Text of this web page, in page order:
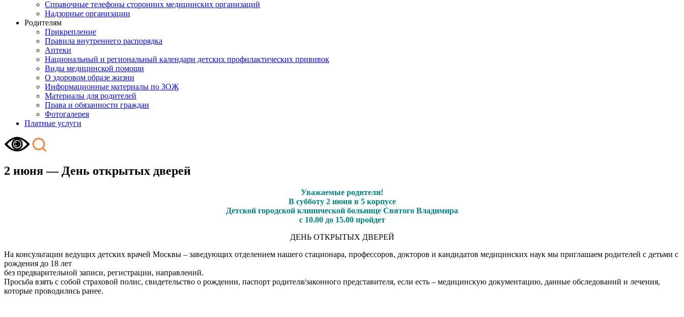
Справочные телефоны сторонних медицинских организаций
Надзорные организации
Родителям
Прикрепление
Правила внутреннего распорядка
Аптеки
Национальный и региональный календари детских профилактических прививок
Виды медицинской помощи
О здоровом образе жизни
Информационные материалы по ЗОЖ
Материалы для родителей
Права и обязанности граждан
Фотогалерея
Платные услуги
2 июня — День открытых дверей
Уважаемые родители!
В субботу 2 июня в 5 корпусе
Детской городской клинической больнице Святого Владимира
с 10.00 до 15.00 пройдет
ДЕНЬ ОТКРЫТЫХ ДВЕРЕЙ
На консультации ведущих детских врачей Москвы – заведующих отделением нашего стационара, профессоров, докторов и кандидатов медицинских наук мы приглашаем родителей с детьми с
рождения до 18 лет
без предварительной записи, регистрации, направлений.
Просьба взять с собой страховой полис, свидетельство о рождении, паспорт родителя/законного представителя, если есть – медицинскую документацию, данные обследований и лечения,
которые проводились ранее.